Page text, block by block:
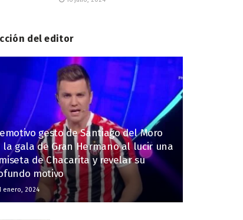
del editor
gesto de Santiago del Moro
la gala de Gran Hermano al lucir una
de Chacarita y revelar su
motivo
enero, 2024